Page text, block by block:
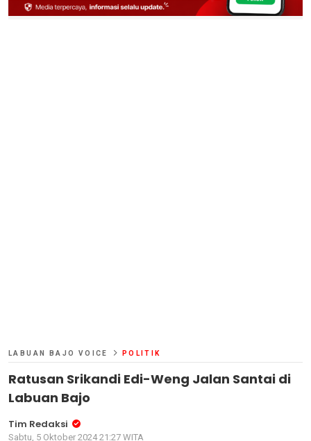
LABUAN BAJO VOICE POLITIK
Ratusan Srikandi Edi-Weng Jalan Santai di
Labuan Bajo
Tim Redaksi
Sabtu, 5 Oktober 2024 21:27 WITA